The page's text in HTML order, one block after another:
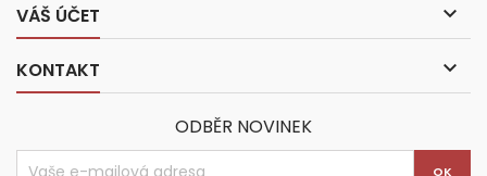
VÁŠ ÚČET 
KONTAKT 
ODBĚR NOVINEK